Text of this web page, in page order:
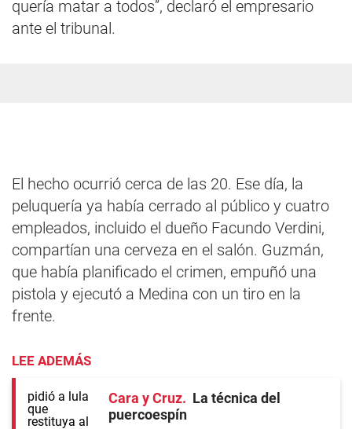
quería matar a todos”, declaró el empresario
ante el tribunal.
El hecho ocurrió cerca de las 20. Ese día, la
peluquería ya había cerrado al público y cuatro
empleados, incluido el dueño Facundo Verdini,
compartían una cerveza en el salón. Guzmán,
que había planificado el crimen, empuñó una
pistola y ejecutó a Medina con un tiro en la
frente.
LEE ADEMÁS
Cara y Cruz
La técnica del
puercoespín